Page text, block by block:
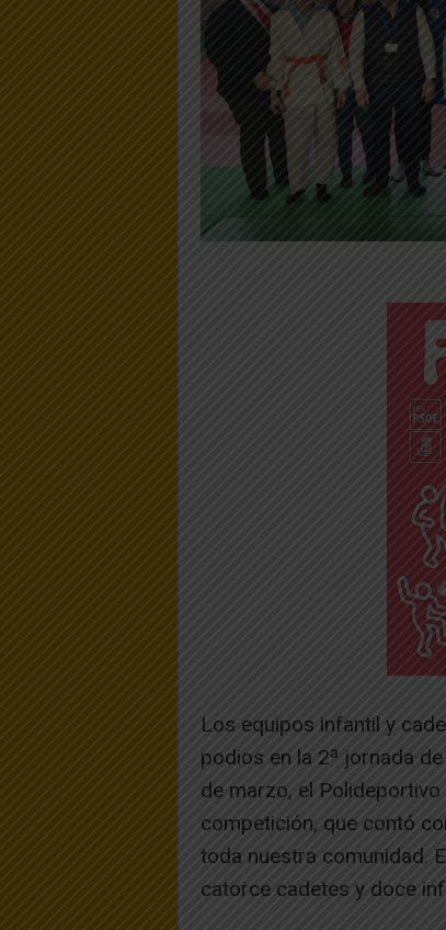
Los equipos infantil y
podios en la 2ª jornada
de marzo, el
competición, que contó
toda nuestra comunidad.
catorce cadetes y doce